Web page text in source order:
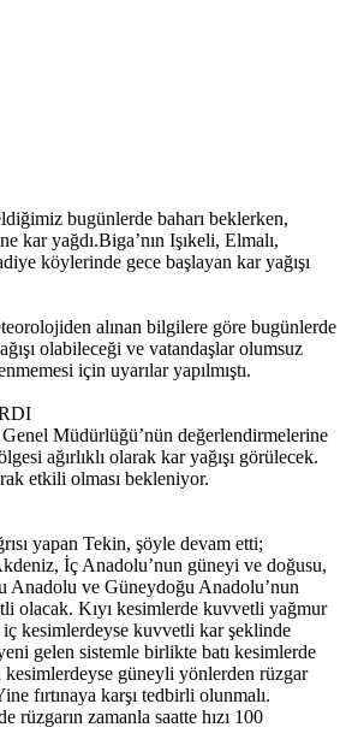
bugünlerde baharı beklerken,
kar yağdı.Biga’nın Işıkeli, Elmalı,
köylerinde gece başlayan kar yağışı
alınan bilgilere göre bugünlerde
olabileceği ve vatandaşlar olumsuz
için uyarılar yapılmıştı.
Müdürlüğü’nün değerlendirmelerine
ağırlıklı olarak kar yağışı görülecek.
etkili olması bekleniyor.
yapan Tekin, şöyle devam etti;
İç Anadolu’nun güneyi ve doğusu,
Anadolu ve Güneydoğu Anadolu’nun
olacak. Kıyı kesimlerde kuvvetli yağmur
iç kesimlerdeyse kuvvetli kar şeklinde
gelen sistemle birlikte batı kesimlerde
güneyli yönlerden rüzgar
fırtınaya karşı tedbirli olunmalı.
rüzgarın zamanla saatte hızı 100